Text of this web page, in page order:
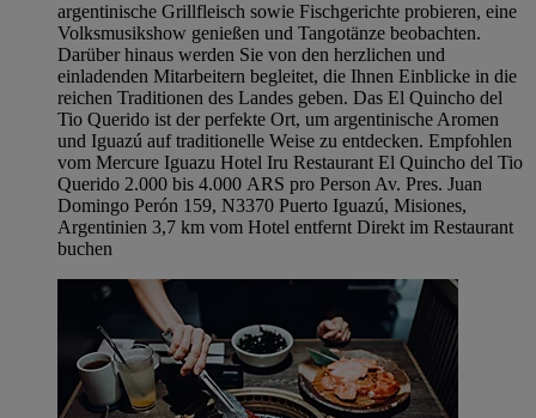
argentinische Grillfleisch sowie Fischgerichte probieren, eine
Volksmusikshow genießen und Tangotänze beobachten.
Darüber hinaus werden Sie von den herzlichen und
einladenden Mitarbeitern begleitet, die Ihnen Einblicke in die
reichen Traditionen des Landes geben. Das El Quincho del
Tio Querido ist der perfekte Ort, um argentinische Aromen
und Iguazú auf traditionelle Weise zu entdecken. Empfohlen
vom Mercure Iguazu Hotel Iru Restaurant El Quincho del Tio
Querido 2.000 bis 4.000 ARS pro Person Av. Pres. Juan
Domingo Perón 159, N3370 Puerto Iguazú, Misiones,
Argentinien 3,7 km vom Hotel entfernt Direkt im Restaurant
buchen